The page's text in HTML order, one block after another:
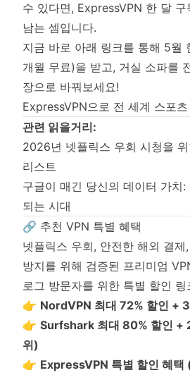
수 있다면, ExpressVPN 한 달
남는 셈입니다.
지금 바로 아래 링크를 통해 5월
개월 무료)을 받고, 거실 소파를
장으로 바꿔보세요!
ExpressVPN으로 전 세계 스포
관련 읽을거리:
2026년 넷플릭스 우회 시청을
리스트
구글이 매긴 당신의 데이터 가치:
되는 시대
🔗 추천 VPN 특별 혜택
넷플릭스 우회, 안전한 해외 결제
방지를 위해 검증된 프리미엄
로그 방문자를 위한 특별 할인 링
👉 NordVPN 최대 72% 할인 +
👉 Surfshark 최대 80% 할인 +
위)
👉 ExpressVPN 특별 할인 혜택